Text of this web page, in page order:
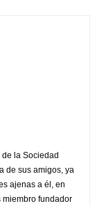
la Sociedad
de sus amigos, ya
ajenas a él, en
fundador